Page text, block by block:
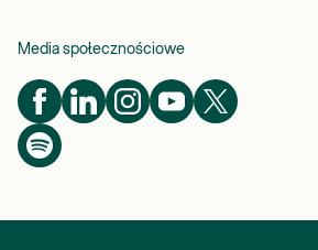
Media społecznościowe